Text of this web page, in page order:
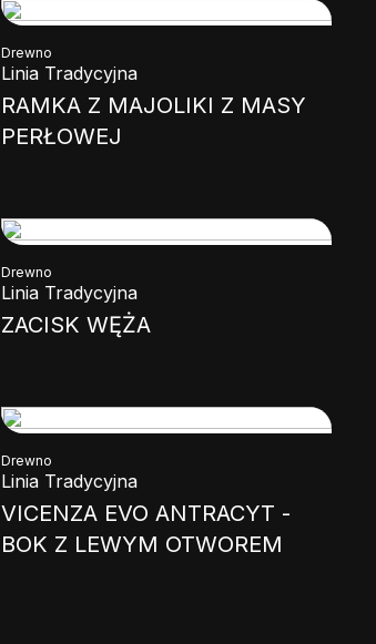
Drewno
Linia Tradycyjna
RAMKA Z MAJOLIKI Z MASY
PERŁOWEJ
Drewno
Linia Tradycyjna
ZACISK WĘŻA
Drewno
Linia Tradycyjna
VICENZA EVO ANTRACYT -
BOK Z LEWYM OTWOREM